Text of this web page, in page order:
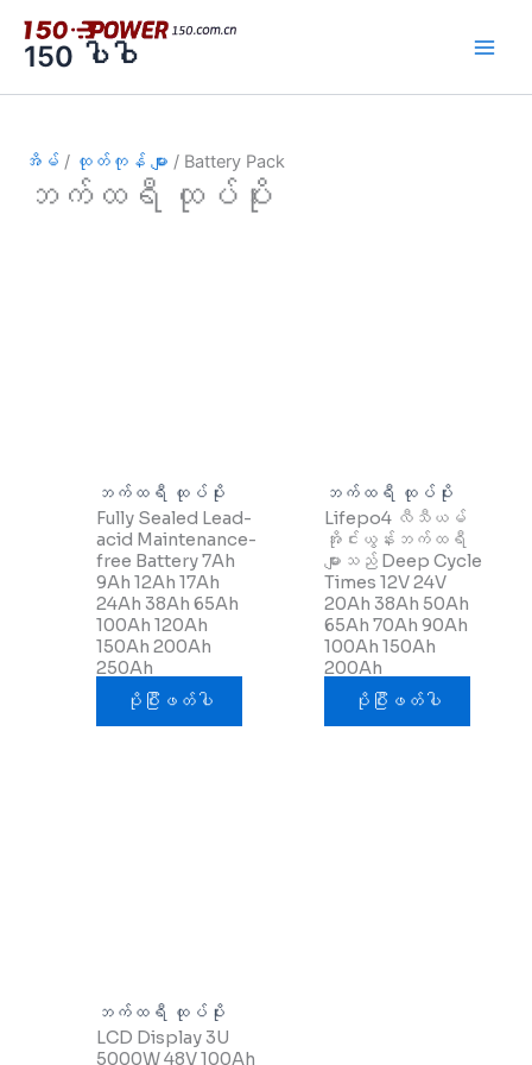
ကျော်သွား
ပါ။
150 ပါဝါ
အိမ် / ထုတ်ကုန် များ / Battery Pack
ဘက်ထရီ ထုပ်ပိုး
ဘက်ထရီ ထုပ်ပိုး
Fully Sealed Lead-
acid Maintenance-
free Battery 7Ah
9Ah 12Ah 17Ah
24Ah 38Ah 65Ah
100Ah 120Ah
150Ah 200Ah
250Ah
ပိုပြီးဖတ်ပါ
ဘက်ထရီ ထုပ်ပိုး
Lifepo4 လီသီယမ်
အိုင်းယွန်းဘက်ထရီ
များသည် Deep Cycle
Times 12V 24V
20Ah 38Ah 50Ah
65Ah 70Ah 90Ah
100Ah 150Ah
200Ah
ပိုပြီးဖတ်ပါ
ဘက်ထရီ ထုပ်ပိုး
LCD Display 3U
5000W 48V 100Ah